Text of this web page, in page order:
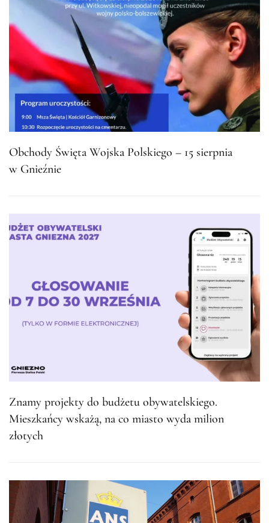
Obchody Święta Wojska Polskiego – 15 sierpnia
w Gnieźnie
Znamy projekty do budżetu obywatelskiego.
Mieszkańcy wskażą, na co miasto wyda milion
złotych